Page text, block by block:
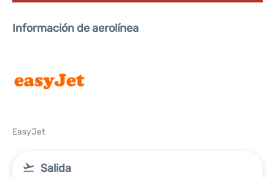
Información de aerolínea
EasyJet
Salida